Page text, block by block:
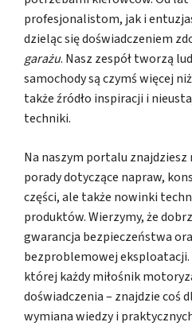
profesjonalistom, jak i
dzieląc się doświadczeniem
garażu. Nasz zespół tworzą
samochody są czymś więcej
także źródło inspiracji i
techniki.
Na naszym portalu
porady dotyczące napraw,
części, ale także nowinki
produktów. Wierzymy, że
gwarancja bezpieczeństwa
bezproblemowej
której każdy miłośnik
doświadczenia – znajdzie coś
wymiana wiedzy i